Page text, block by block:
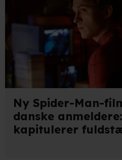
Ny Spider-Man-
danske
kapitulerer